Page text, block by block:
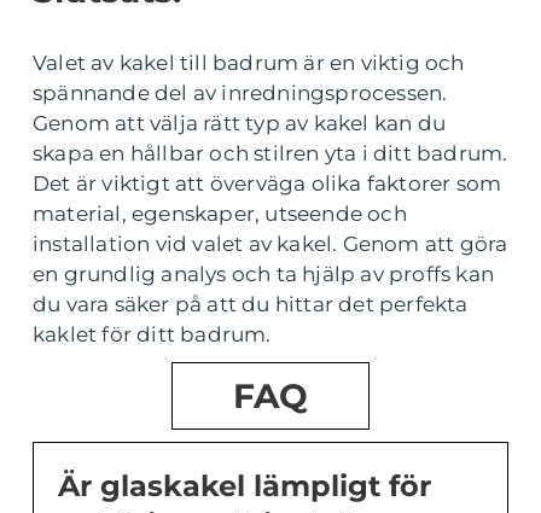
Valet av kakel till badrum är en viktig och
spännande del av inredningsprocessen.
Genom att välja rätt typ av kakel kan du
skapa en hållbar och stilren yta i ditt badrum.
Det är viktigt att överväga olika faktorer som
material, egenskaper, utseende och
installation vid valet av kakel. Genom att göra
en grundlig analys och ta hjälp av proffs kan
du vara säker på att du hittar det perfekta
kaklet för ditt badrum.
FAQ
Är glaskakel lämpligt för